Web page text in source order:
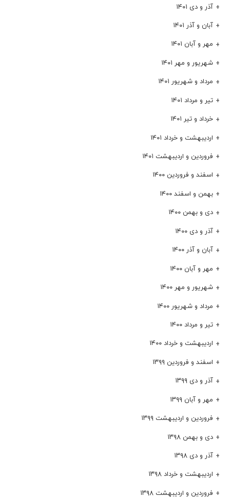
آذر و دی ۱۴۰۱
آبان و آذر ۱۴۰۱
مهر و آبان ۱۴۰۱
شهریور و مهر ۱۴۰۱
مرداد و شهریور ۱۴۰۱
تیر و مرداد ۱۴۰۱
خرداد و تیر ۱۴۰۱
اردیبهشت و خرداد ۱۴۰۱
فروردین و اردیبهشت ۱۴۰۱
اسفند و فروردین ۱۴۰۰
بهمن و اسفند ۱۴۰۰
دی و بهمن ۱۴۰۰
آذر و دی ۱۴۰۰
آبان و آذر ۱۴۰۰
مهر و آبان ۱۴۰۰
شهریور و مهر ۱۴۰۰
مرداد و شهریور ۱۴۰۰
تیر و مرداد ۱۴۰۰
اردیبهشت و خرداد ۱۴۰۰
اسفند و فروردین ۱۳۹۹
آذر و دی ۱۳۹۹
مهر و آبان ۱۳۹۹
فروردین و اردیبهشت ۱۳۹۹
دی و بهمن ۱۳۹۸
آذر و دی ۱۳۹۸
اردیبهشت و خرداد ۱۳۹۸
فروردین و اردیبهشت ۱۳۹۸